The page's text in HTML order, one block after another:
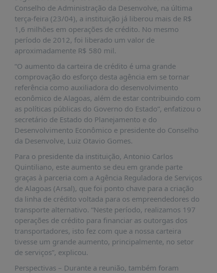
DADOS
FRENTE
PARLAMENTAR
SOBRE
A
FRENTE
MATERIAIS
INFORMAÇÕES
CURSOS
EVENTOS
INSCRIÇÕES
MATERIAIS
DISPONÍVEIS
PUBLICAÇÕES
REVISTA
RUMOS
LIVROS
Conselho de Administração da Desenvolve, na última
terça-feira (23/04), a instituição já liberou mais de R$
1,6 milhões em operações de crédito. No mesmo
período de 2012, foi liberado um valor de
aproximadamente R$ 580 mil.
“O aumento da carteira de crédito é uma grande
comprovação do esforço desta agência em se tornar
referência como auxiliadora do desenvolvimento
econômico de Alagoas, além de estar contribuindo com
as políticas públicas do Governo do Estado”, enfatizou o
secretário de Estado do Planejamento e do
Desenvolvimento Econômico e presidente do Conselho
da Desenvolve, Luiz Otavio Gomes.
Para o presidente da instituição, Antonio Carlos
Quintiliano, este aumento se deu em grande parte
graças à parceria com a Agência Reguladora de Serviços
de Alagoas (Arsal), que foi ponto chave para a criação
da linha de crédito voltada para os empreendedores do
transporte alternativo. “Neste período, realizamos 197
operações de crédito para financiar as outorgas dos
transportadores, isto fez com que a nossa carteira
tivesse um grande aumento, principalmente, no setor
de serviços”, explicou.
Perspectivas – Durante a reunião, também foram